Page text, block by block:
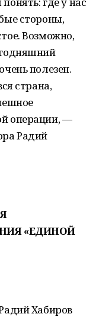
стороны,
Возможно,
полезен.
страна,
операции, —
Радий
«ЕДИНОЙ
Хабиров